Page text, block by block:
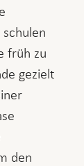
früh zu
gezielt
den